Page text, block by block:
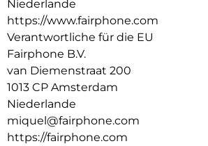
Niederlande
https://www.fairphone.com
Verantwortliche für die EU
Fairphone B.V.
van Diemenstraat 200
1013 CP Amsterdam
Niederlande
miquel@fairphone.com
https://fairphone.com